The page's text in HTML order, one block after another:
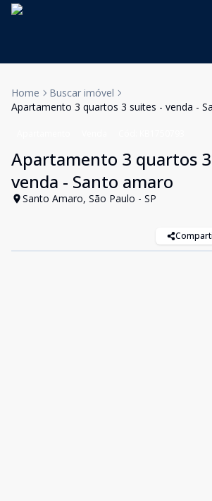
Home
Buscar imóvel
Apartamento 3 quartos 3 suites - venda -
Apartamento 3 quartos
venda - Santo amaro
Santo Amaro, São Paulo - SP